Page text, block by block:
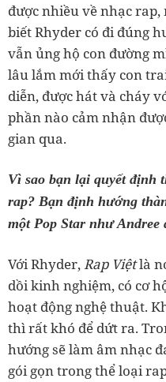
được nhiều về nhạc
biết Rhyder có đi đúng
vẫn ủng hộ con đường
lâu lắm mới thấy con
diễn, được hát và cháy
phần nào cảm nhận
gian qua.
Vì sao bạn lại quyết định
rap? Bạn định hướng
một Pop Star như Andree
Với Rhyder,Rap Việtlà
dồi kinh nghiệm, có cơ
hoạt động nghệ thuật.
thì rất khó để dứt ra.
hướng sẽ làm âm nhạc
gói gọn trong thể loại